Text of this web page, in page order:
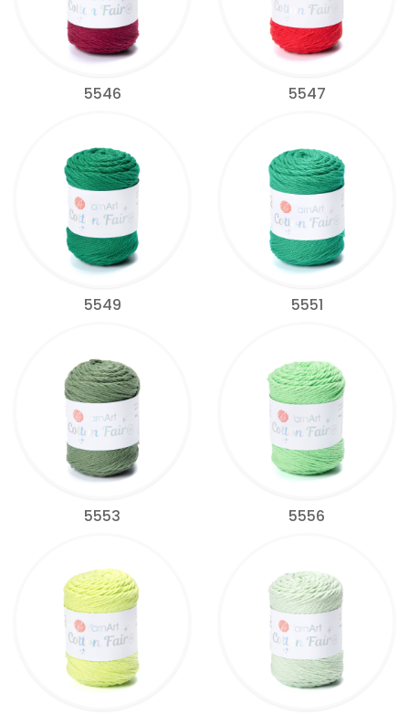
5546 5547
5549 5551
5553 5556